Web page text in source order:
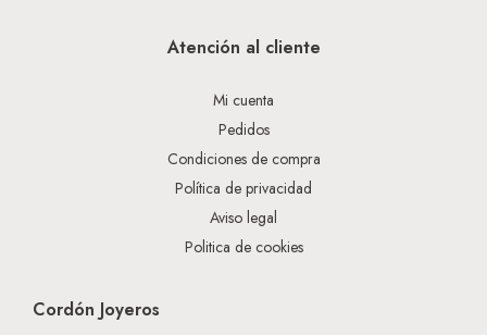
Atención al cliente
Mi cuenta
Pedidos
Condiciones de compra
Política de privacidad
Aviso legal
Politica de cookies
Cordón Joyeros